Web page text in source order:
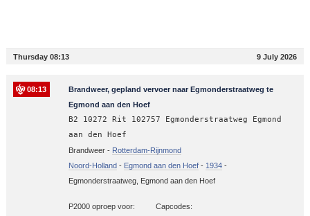
Thursday 08:13 9 July 2026
08:13
Brandweer, gepland vervoer naar Egmonderstraatweg te
Egmond aan den Hoef
B2 10272 Rit 102757 Egmonderstraatweg Egmond
aan den Hoef
Brandweer - Rotterdam-Rijnmond
Noord-Holland - Egmond aan den Hoef- 1934-
Egmonderstraatweg, Egmond aan den Hoef
P2000 oproep voor:
Capcodes: